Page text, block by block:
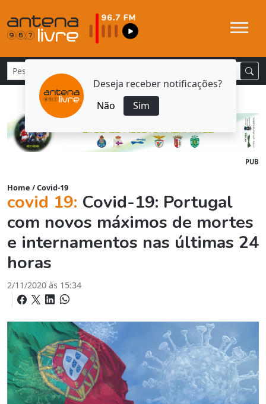
Deseja receber notificações?
Não
Sim
PUB
Home /Covid-19
covid 19: Covid-19: Portugal
com novos máximos de mortes
e internamentos nas últimas 24
horas
2/11/2020 às 15:34